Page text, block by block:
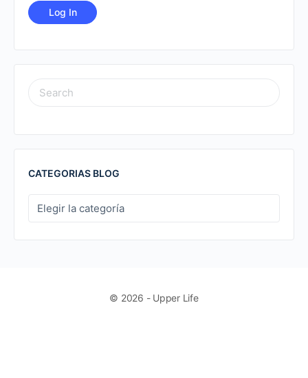
SEARCH
FOR:
CATEGORIAS BLOG
CATEGORIAS
BLOG
© 2026 - Upper Life